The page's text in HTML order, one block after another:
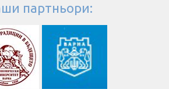
партньори: